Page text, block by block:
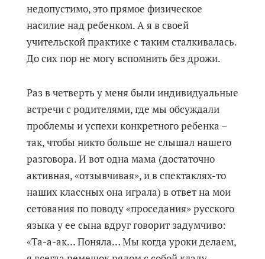
недопустимо, это прямое физическое
насилие над ребенком. А я в своей
учительской практике с таким сталкивалась.
До сих пор не могу вспомнить без дрожи.
Раз в четверть у меня были индивидуальные
встречи с родителями, где мы обсуждали
проблемы и успехи конкретного ребенка –
так, чтобы никто больше не слышал нашего
разговора. И вот одна мама (достаточно
активная, «отзывчивая», и в спектаклях-то
наших классных она играла) в ответ на мои
сетования по поводу «проседания» русского
языка у ее сына вдруг говорит задумчиво:
«Та-а-ак… Поняла… Мы когда уроки делаем,